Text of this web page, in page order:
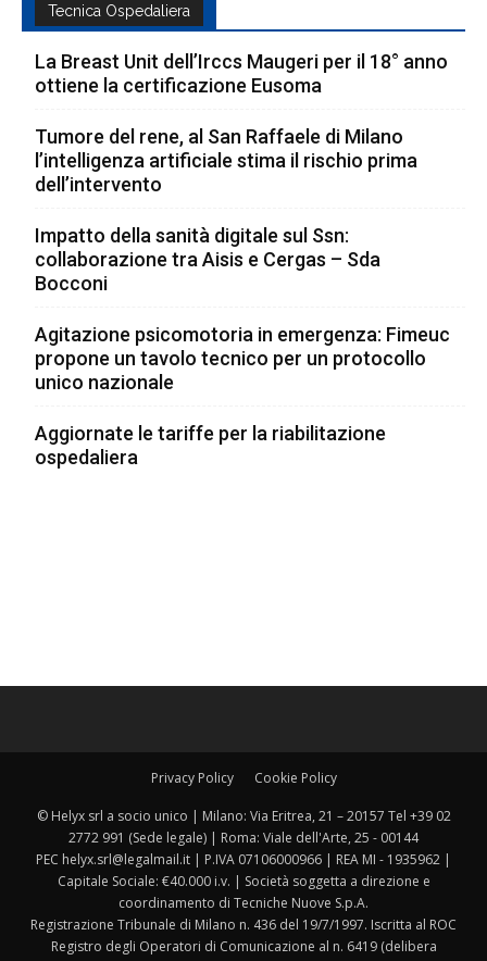
Tecnica Ospedaliera
La Breast Unit dell’Irccs Maugeri per il 18° anno
ottiene la certificazione Eusoma
Tumore del rene, al San Raffaele di Milano
l’intelligenza artificiale stima il rischio prima
dell’intervento
Impatto della sanità digitale sul Ssn:
collaborazione tra Aisis e Cergas – Sda
Bocconi
Agitazione psicomotoria in emergenza: Fimeuc
propone un tavolo tecnico per un protocollo
unico nazionale
Aggiornate le tariffe per la riabilitazione
ospedaliera
Privacy Policy Cookie Policy
© Helyx srl a socio unico | Milano: Via Eritrea, 21 – 20157 Tel +39 02
2772 991 (Sede legale) | Roma: Viale dell'Arte, 25 - 00144
PEC helyx.srl@legalmail.it | P.IVA 07106000966 | REA MI - 1935962 |
Capitale Sociale: €40.000 i.v. | Società soggetta a direzione e
coordinamento di Tecniche Nuove S.p.A.
Registrazione Tribunale di Milano n. 436 del 19/7/1997. Iscritta al ROC
Registro degli Operatori di Comunicazione al n. 6419 (delibera